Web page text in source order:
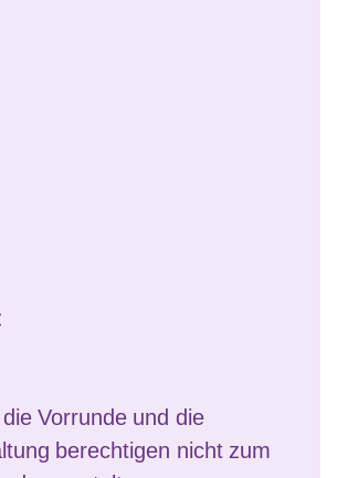
Vorrunde und die
berechtigen nichtzum